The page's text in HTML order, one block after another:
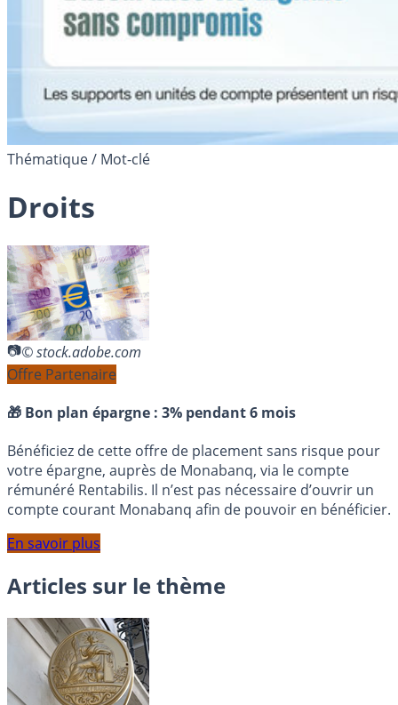
Thématique / Mot-clé
Droits
© stock.adobe.com
Offre Partenaire
🎁 Bon plan épargne : 3% pendant 6 mois
Bénéficiez de cette offre de placement sans risque pour
votre épargne, auprès de Monabanq, via le compte
rémunéré Rentabilis. Il n’est pas nécessaire d’ouvrir un
compte courant Monabanq afin de pouvoir en bénéficier.
En savoir plus
Articles sur le thème